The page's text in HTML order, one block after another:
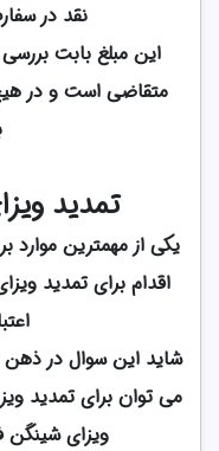
نقد در
این مبلغ بابت
متقاضی است و در
تمدید
یکی از مهمترین موارد
اقدام برای تمدید
شاید این سوال در
می توان برای تمدید
ویزای